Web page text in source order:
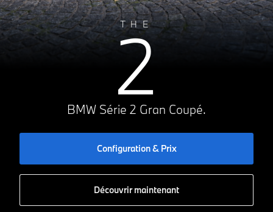
A
B
C126g CO₂/km
THE
2
BMW Série 2 Gran Coupé.
Configuration & Prix
Découvrir maintenant